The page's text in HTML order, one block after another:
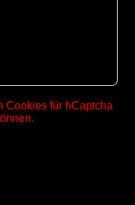
Cookies für hCaptcha